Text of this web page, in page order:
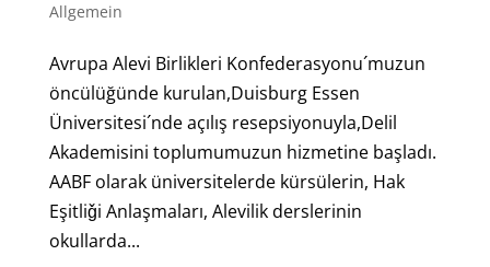
Allgemein
Avrupa Alevi Birlikleri Konfederasyonu´muzun
öncülüğünde kurulan,Duisburg Essen
Üniversitesi´nde açılış resepsiyonuyla,Delil
Akademisini toplumumuzun hizmetine başladı.
AABF olarak üniversitelerde kürsülerin, Hak
Eşitliǧi Anlaşmaları, Alevilik derslerinin
okullarda...